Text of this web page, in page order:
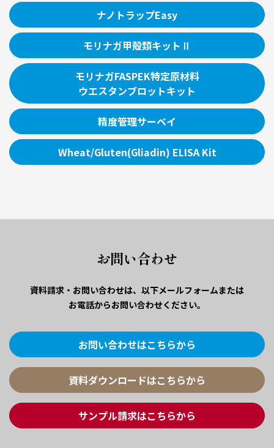
ナノトラップEasy
モリナガ甲殻類キットⅡ
モリナガFASPEK特定原材料
ウエスタンブロットキット
精度管理サーベイ
Wheat/Gluten(Gliadin) ELISA Kit
お問い合わせ
資料請求・お問い合わせは、 以下メールフォームまたは
お電話からお問い合わせください。
お問い合わせはこちらから
資料ダウンロードはこちらから
サンプル請求はこちらから